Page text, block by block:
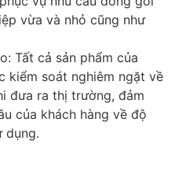
vừa và nhỏ cũng như
Tất cả sản phẩm của
kiểm soát nghiêm ngặt về
đưa ra thị trường, đảm
của khách hàng về độ
dụng.